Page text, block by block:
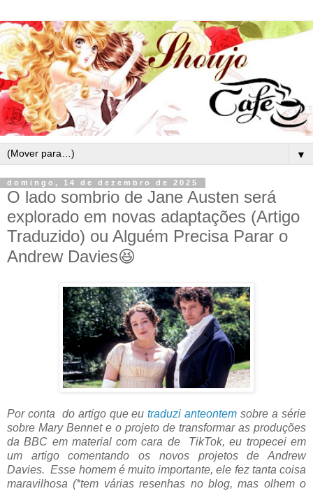
▼
domingo, 14 de dezembro de 2025
O lado sombrio de Jane Austen será
explorado em novas adaptações (Artigo
Traduzido) ou Alguém Precisa Parar o
Andrew Davies😆
Por conta do artigo que eutraduzi anteontem sobre a série
sobre Mary Bennet e o projeto de transformar as produções
da BBC em material com cara de TikTok, eu tropecei em
um artigo comentando os novos projetos de Andrew
Davies. Esse homem é muito importante, ele fez tanta coisa
maravilhosa (*tem várias resenhas no blog, mas olhem o